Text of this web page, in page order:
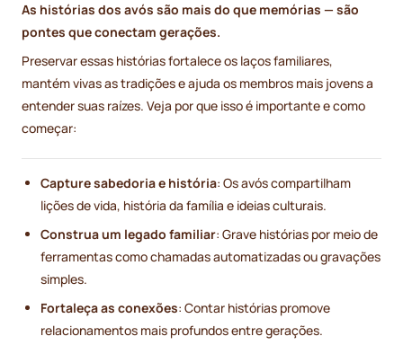
As histórias dos avós são mais do que memórias — são
pontes que conectam gerações.
Preservar essas histórias fortalece os laços familiares,
mantém vivas as tradições e ajuda os membros mais jovens a
entender suas raízes. Veja por que isso é importante e como
começar:
Capture sabedoria e história: Os avós compartilham
lições de vida, história da família e ideias culturais.
Construa um legado familiar: Grave histórias por meio de
ferramentas como chamadas automatizadas ou gravações
simples.
Fortaleça as conexões: Contar histórias promove
relacionamentos mais profundos entre gerações.